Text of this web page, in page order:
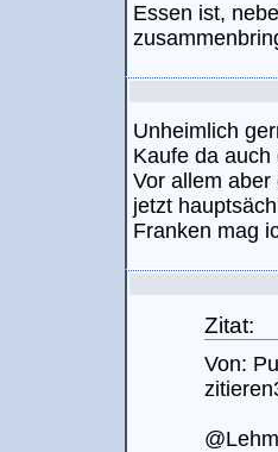
Essen ist,
Unheimlich
Kaufe da
Vor allem
jetzt
Franken mag
Zitat:
Von: